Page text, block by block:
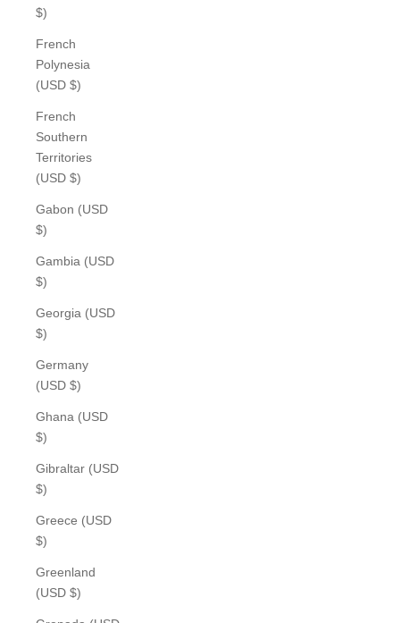
$)
French
Polynesia
(USD $)
French
Southern
Territories
(USD $)
Gabon (USD
$)
Gambia (USD
$)
Georgia (USD
$)
Germany
(USD $)
Ghana (USD
$)
Gibraltar (USD
$)
Greece (USD
$)
Greenland
(USD $)